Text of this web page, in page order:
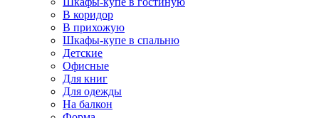
В коридор
В прихожую
Шкафы-купе в спальню
Детские
Офисные
Для книг
Для одежды
На балкон